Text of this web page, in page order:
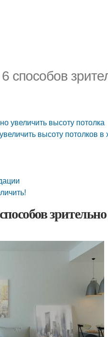
способов
увеличить высоту потолка
высоту потолков